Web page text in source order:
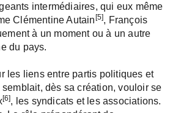
intermédiaires, qui eux même
Clémentine Autain[5], François
à un moment ou à un autre
du pays.
les liens entre partis politiques et
dès sa création, vouloir se
[6], les syndicats et les associations.